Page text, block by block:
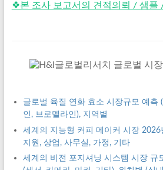
❖본 조사 보고서의 견적의뢰 / 샘
글로벌 육질 연화 효소 시장규모 예측
인, 브로멜라인), 지역별
세계의 지능형 커피 메이커 시장
지원, 상업, 사무실, 가정, 기타
세계의 비전 포지셔닝 시스템 시장 규